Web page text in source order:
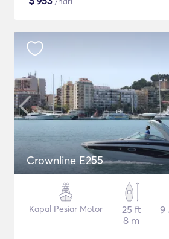
Crownline E255
Kapal Pesiar Motor
25 ft
8 m
9